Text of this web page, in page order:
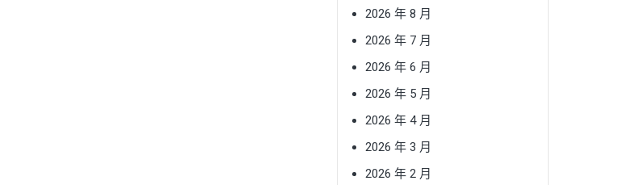
2026 年 8 月
2026 年 7 月
2026 年 6 月
2026 年 5 月
2026 年 4 月
2026 年 3 月
2026 年 2 月